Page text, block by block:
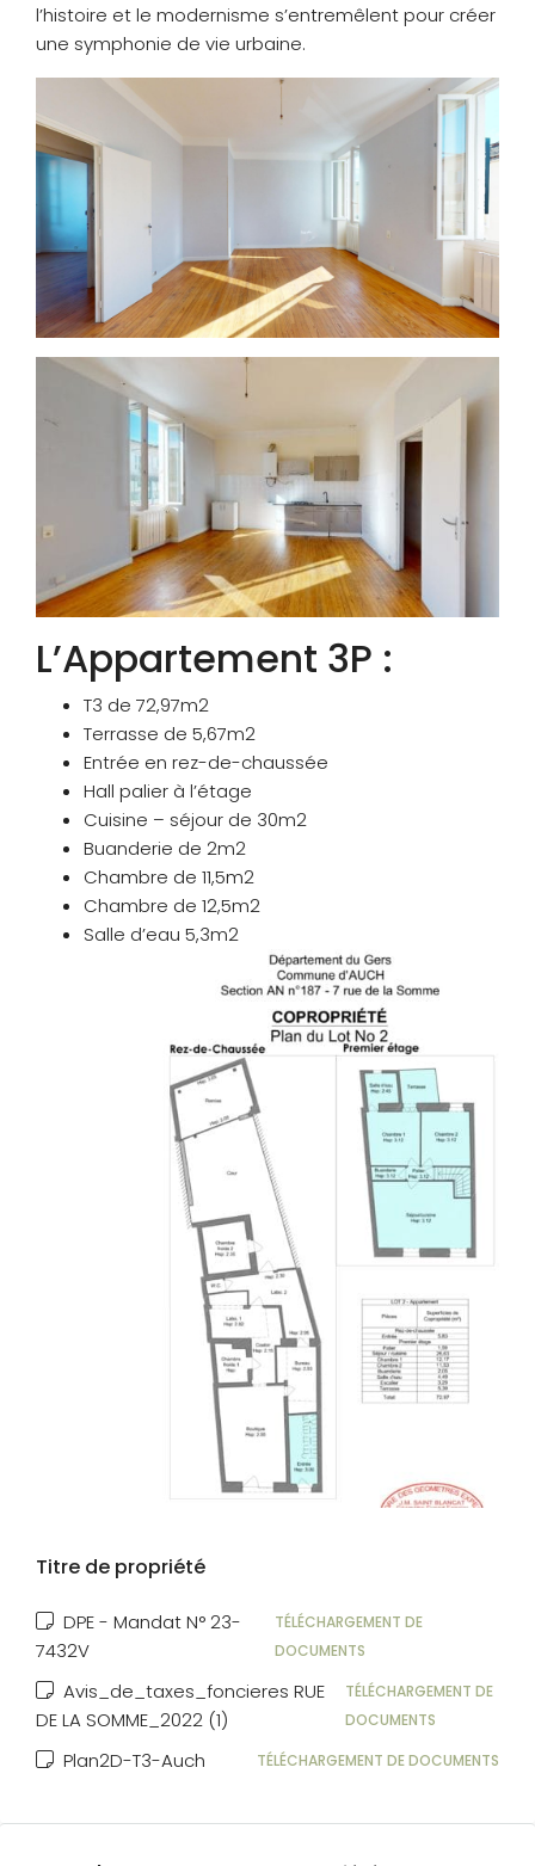
l’histoire et le modernisme s’entremêlent pour créer
une symphonie de vie urbaine.
L’Appartement 3P :
T3 de 72,97m2
Terrasse de 5,67m2
Entrée en rez-de-chaussée
Hall palier à l’étage
Cuisine – séjour de 30m2
Buanderie de 2m2
Chambre de 11,5m2
Chambre de 12,5m2
Salle d’eau 5,3m2
Titre de propriété
DPE - Mandat N° 23-
7432V
TÉLÉCHARGEMENT DE
DOCUMENTS
Avis_de_taxes_foncieres RUE
DE LA SOMME_2022 (1)
TÉLÉCHARGEMENT DE
DOCUMENTS
Plan2D-T3-Auch TÉLÉCHARGEMENT DE DOCUMENTS